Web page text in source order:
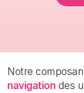
Notre
navigation des